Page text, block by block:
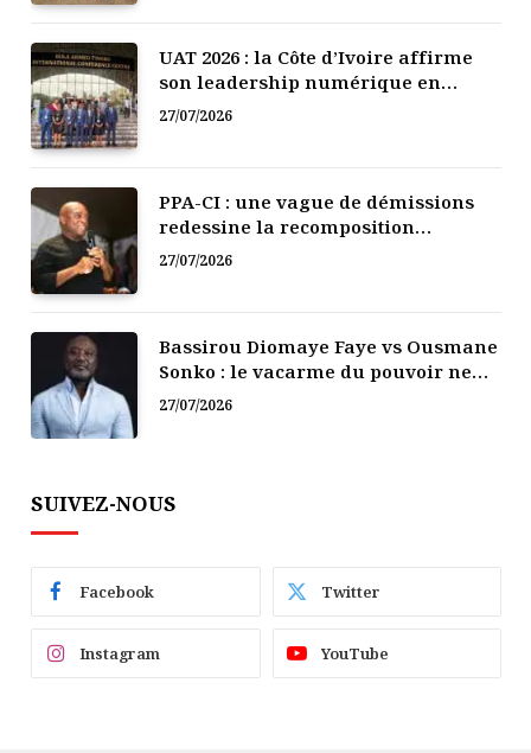
UAT 2026 : la Côte d’Ivoire affirme
son leadership numérique en
Afrique
27/07/2026
PPA-CI : une vague de démissions
redessine la recomposition
politique
27/07/2026
Bassirou Diomaye Faye vs Ousmane
Sonko : le vacarme du pouvoir ne
doit pas faire oublier les liens de la
27/07/2026
SUIVEZ-NOUS
Facebook Twitter
Instagram YouTube